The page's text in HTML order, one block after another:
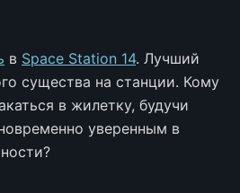
в Space Station 14. Лучший
существа на станции. Кому
в жилетку, будучи
уверенным в